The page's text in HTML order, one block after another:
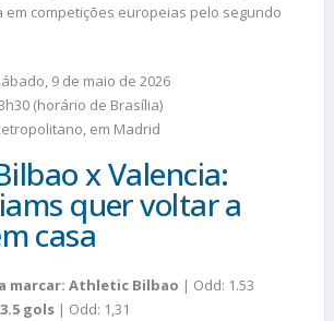
em competições europeias pelo segundo
9 de maio de 2026
(horário de Brasília)
em Madrid
x Valencia:
quer voltar a
casa
marcar: Athletic Bilbao | Odd: 1.53
gols | Odd: 1,31